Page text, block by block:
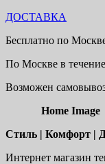
ДОСТАВКА
Бесплатно по
По Москве в
Возможен
Home Image
Стиль | Комфорт |
Интернет магазин